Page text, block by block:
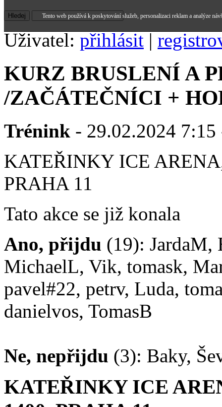
Uživatel: přihlásit |
KURZ BRUSLENÍ A
/ZAČÁTEČNÍCI +
Trénink - 29.02.2024 7:15
KATEŘINKY ICE
PRAHA 11
Tato akce se již konala
Ano, přijdu (19): JardaM,
MichaelL, Vik, tomask,
pavel#22, petrv, Luda,
danielvos, TomasB
Ne, nepřijdu (3): Baky,
KATEŘINKY ICE
Tento web používá k poskytování služeb, personalizaci reklam a analýze